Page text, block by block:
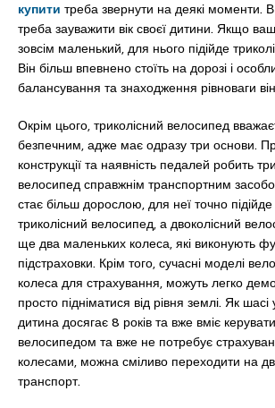
купити треба звернути на деякі моменти.
треба зауважити вік своєї дитини. Якщо
зовсім маленький, для нього підійде
Він більш впевнено стоїть на дорозі і
балансування та знаходження рівноваги
Окрім цього, триколісний велосипед
безпечним, адже має одразу три основи.
конструкції та наявність педалей робить
велосипед справжнім транспортним
стає більш дорослою, для неї точно
триколісний велосипед, а двоколісний
ще два маленьких колеса, які виконують
підстраховки. Крім того, сучасні моделі
колеса для страхування, можуть легко
просто підніматися від рівня землі. Як шасі
дитина досягає 8 років та вже вміє
велосипедом та вже не потребує
колесами, можна сміливо переходити на
транспорт.